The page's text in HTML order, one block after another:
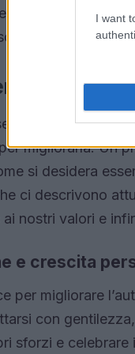
I want
con
piuttosto che
migliorare
migliorarla. Un
si desidera
ci descrivono
nostri valori e
e crescita
per migliorare
con
sforzi e